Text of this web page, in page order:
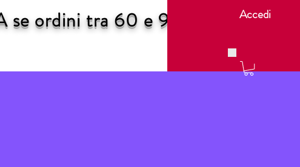
se ordini tra 60 e 90 € Accedi